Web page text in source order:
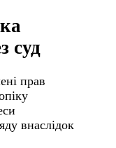
суд
прав
внаслідок